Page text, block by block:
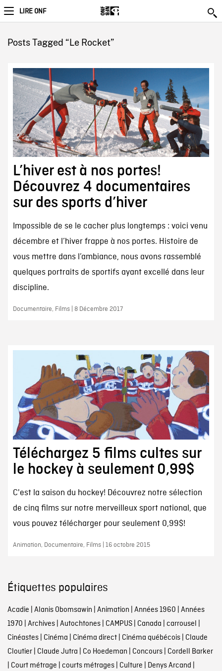
LIRE ONF
Posts Tagged “Le Rocket”
L’hiver est à nos portes!
Découvrez 4 documentaires
sur des sports d’hiver
Impossible de se le cacher plus longtemps : voici venu
décembre et l’hiver frappe à nos portes. Histoire de
vous mettre dans l’ambiance, nous avons rassemblé
quelques portraits de sportifs ayant excellé dans leur
discipline.
Documentaire, Films | 8 Décembre 2017
Téléchargez 5 films cultes sur
le hockey à seulement 0,99$
C'est la saison du hockey! Découvrez notre sélection
de cinq films sur notre merveilleux sport national, que
vous pouvez télécharger pour seulement 0,99$!
Animation, Documentaire, Films | 16 octobre 2015
Étiquettes populaires
Acadie Alanis Obomsawin Animation Années 1960 Années
1970 Archives| Autochtones| CAMPUS| Canada carrousel
Cinéastes| Cinéma Cinéma direct| Cinéma québécois| Claude
Cloutier| Claude Jutra Co Hoedeman Concours| Cordell Barker
Court métrage courts métrages| Culture Denys Arcand